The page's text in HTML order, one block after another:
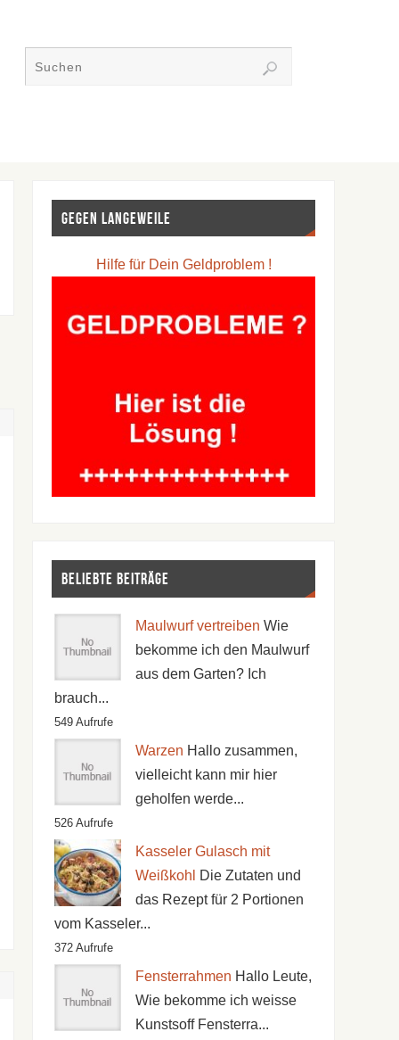
Gegen Langeweile
Hilfe für Dein Geldproblem !
Beliebte Beiträge
Maulwurf vertreiben Wie
bekomme ich den Maulwurf
aus dem Garten? Ich
brauch...
549 Aufrufe
Warzen Hallo zusammen,
vielleicht kann mir hier
geholfen werde...
526 Aufrufe
Kasseler Gulasch mit
Weißkohl
Die Zutaten und
das Rezept für 2 Portionen
vom Kasseler...
372 Aufrufe
Fensterrahmen Hallo Leute,
Wie bekomme ich weisse
Kunstsoff Fensterra...